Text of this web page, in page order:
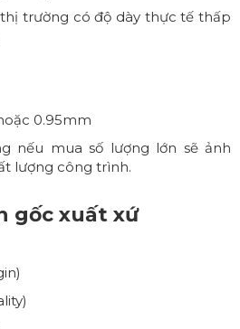
trường có độ dày thực tế thấp
0.95mm
nếu mua số lượng lớn sẽ ảnh
lượng công trình.
gốc xuất xứ